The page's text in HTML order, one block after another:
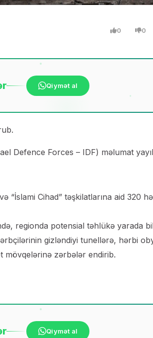
0 0
Qiymət al
Defence Forces – IDF) məlumat
Cihad” təşkilatlarına aid 320
regionda potensial təhlükə yarada
gizləndiyi tunellərə, hərbi
mövqelərinə zərbələr endirib.
Qiymət al